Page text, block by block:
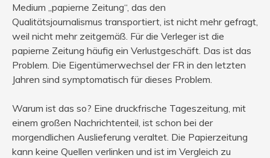
Medium „papierne Zeitung“, das den
Qualitätsjournalismus transportiert, ist nicht mehr gefragt,
weil nicht mehr zeitgemäß. Für die Verleger ist die
papierne Zeitung häufig ein Verlustgeschäft. Das ist das
Problem. Die Eigentümerwechsel der FR in den letzten
Jahren sind symptomatisch für dieses Problem.
Warum ist das so? Eine druckfrische Tageszeitung, mit
einem großen Nachrichtenteil, ist schon bei der
morgendlichen Auslieferung veraltet. Die Papierzeitung
kann keine Quellen verlinken und ist im Vergleich zu